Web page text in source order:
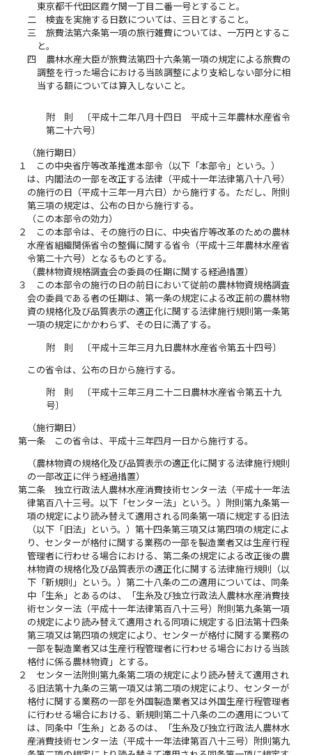
東京都千代田区霞ケ関一丁目二番一号とすること。
二
検査を実施する日数については、三日とすること。
三
旅費法第六条第一項の旅行雑費については、一万円とするこ
と。
四
農林水産大臣が旅費法第四十六条第一項の規定による旅費の
調整を行った場合における当該調整により支給しない部分に相
当する額については算入しないこと。
附 則 〔平成十二年八月十四日 平成十三年農林水産省令
第二十六号〕
（施行期日）
１
この中央省庁等改革推進本部令（以下「本部令」という。）
は、内閣法の一部を改正する法律（平成十一年法律第八十八号）
の施行の日（平成十三年一月六日）から施行する。ただし、附則
第三項の規定は、公布の日から施行する。
（この本部令の効力）
２
この本部令は、その施行の日に、中央省庁等改革のための農林
水産省組織関係省令の整備に関する省令（平成十三年農林水産省
令第二十六号）となるものとする。
（農林物資規格調査会の委員の任期に関する経過措置）
３
この本部令の施行の日の前日において従前の農林物資規格調査
会の委員である者の任期は、第一条の規定による改正前の農林物
資の規格化及び品質表示の適正化に関する法律施行規則第一条第
一項の規定にかかわらず、その日に満了する。
附 則 〔平成十三年三月九日農林水産省令第五十四号〕
この省令は、公布の日から施行する。
附 則 〔平成十三年三月二十二日農林水産省令第五十九
号〕
（施行期日）
第一条
この省令は、平成十三年四月一日から施行する。
（農林物資の規格化及び品質表示の適正化に関する法律施行規則
の一部改正に伴う経過措置）
第二条
独立行政法人農林水産消費技術センター法（平成十一年法
律第百八十三号。以下「センター法」という。）附則第九条第一
項の規定により読み替えて適用される同条第一項に規定する旧法
（以下「旧法」という。）第十四条第三項又は第四項の規定によ
り、センターが格付に関する業務の一部を製造業者又は生産行程
管理者に行わせる場合における、第二条の規定による改正後の農
林物資の規格化及び品質表示の適正化に関する法律施行規則（以
下「新規則」という。）第二十八条の二の適用については、同条
中「生糸」とあるのは、「生糸及び独立行政法人農林水産消費技
術センター法（平成十一年法律第百八十三号）附則第九条第一項
の規定により読み替えて適用される同項に規定する旧法第十四条
第三項又は第四項の規定により、センターが格付に関する業務の
一部を製造業者又は生産行程管理者に行わせる場合における当該
格付に係る農林物資」とする。
２
センター法附則第九条第二項の規定により読み替えて適用され
る旧法第十九条の三第一項又は第二項の規定により、センターが
格付に関する業務の一部を外国製造業者又は外国生産行程管理者
に行わせる場合における、新規則第二十八条の二の適用について
は、同条中「生糸」とあるのは、「生糸及び独立行政法人農林水
産消費技術センター法（平成十一年法律第百八十三号）附則第九